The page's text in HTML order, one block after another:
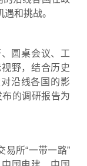
和挑战。
圆桌会议、工
野，结合历史
沿线各国的影
的调研报告为
易所“一带一路”